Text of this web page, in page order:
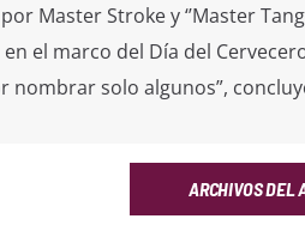
Master Stroke y ‘’Master
el marco del Día del
nombrar solo algunos”,
ARCHIVOS DEL